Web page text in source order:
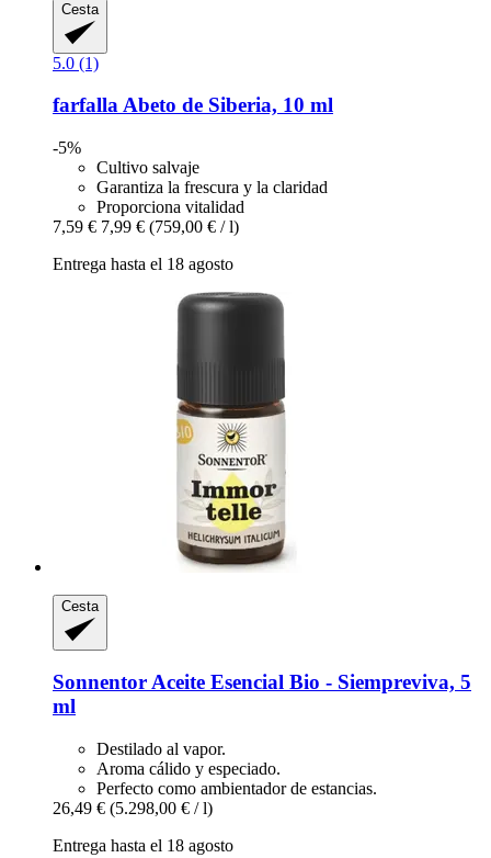
Cesta
5.0 (1)
farfallaAbeto de Siberia, 10 ml
-5%
Cultivo salvaje
Garantiza la frescura y la claridad
Proporciona vitalidad
7,59 € 7,99 € (759,00 € / l)
Entrega hasta el 18 agosto
Cesta
SonnentorAceite Esencial Bio -​ Siempreviva, 5
ml
Destilado al vapor.
Aroma cálido y especiado.
Perfecto como ambientador de estancias.
26,49 € (5.298,00 € / l)
Entrega hasta el 18 agosto